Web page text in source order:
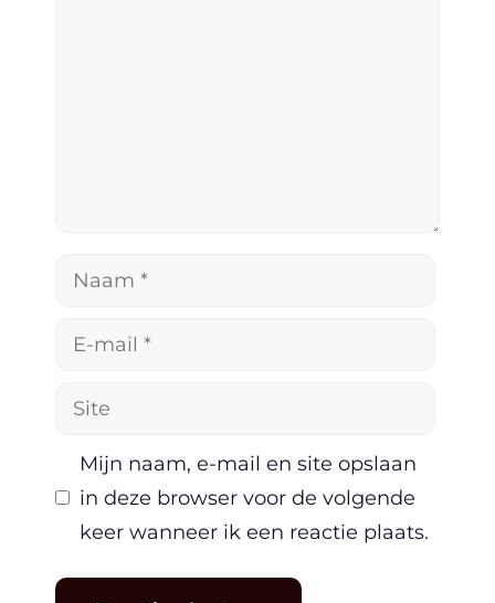
Naam
Site
Mijn naam, e-mail en site opslaan
in deze browser voor de volgende
keer wanneer ik een reactie plaats.